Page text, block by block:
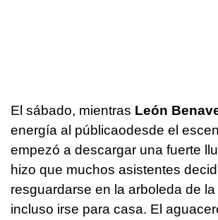
El sábado, mientras León
energía al públicaodesde el
empezó a descargar una fuerte
hizo que muchos asistentes
resguardarse en la arboleda de
incluso irse para casa. El